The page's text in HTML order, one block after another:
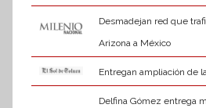
Desmadejan red que
Arizona a México
Entregan ampliación de
Delfina Gómez entrega